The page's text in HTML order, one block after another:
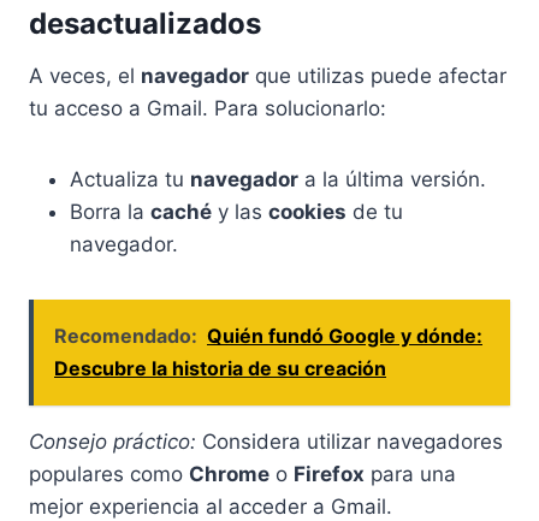
desactualizados
A veces, el navegador que utilizas puede afectar
tu acceso a Gmail. Para solucionarlo:
Actualiza tu navegador a la última versión.
Borra la caché y las cookies de tu
navegador.
Recomendado: Quién fundó Google y dónde:
Descubre la historia de su creación
Consejo práctico: Considera utilizar navegadores
populares como Chrome o Firefox para una
mejor experiencia al acceder a Gmail.